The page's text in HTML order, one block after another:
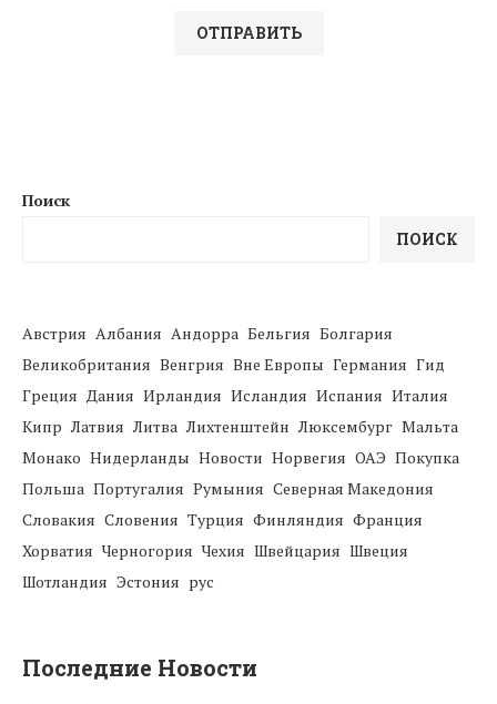
Поиск
ПОИСК
Австрия Албания Андорра Бельгия Болгария
Великобритания Венгрия Вне Европы Германия Гид
Греция Дания Ирландия Исландия Испания Италия
Кипр Латвия Литва Лихтенштейн Люксембург Мальта
Монако Нидерланды Новости Норвегия ОАЭ Покупка
Польша Португалия Румыния Северная Македония
Словакия Словения Турция Финляндия Франция
Хорватия Черногория Чехия Швейцария Швеция
Шотландия Эстония рус
Последние Новости